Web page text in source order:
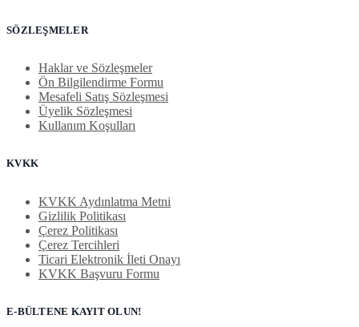
SÖZLEŞMELER
Haklar ve Sözleşmeler
Ön Bilgilendirme Formu
Mesafeli Satış Sözleşmesi
Üyelik Sözleşmesi
Kullanım Koşulları
KVKK
KVKK Aydınlatma Metni
Gizlilik Politikası
Çerez Politikası
Çerez Tercihleri
Ticari Elektronik İleti Onayı
KVKK Başvuru Formu
E-BÜLTENE KAYIT OLUN!